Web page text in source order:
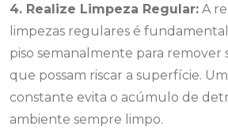
4. Realize Limpeza Regular: A
limpezas regulares é
piso semanalmente para remover
que possam riscar a superfície.
constante evita o acúmulo de
ambiente sempre limpo.